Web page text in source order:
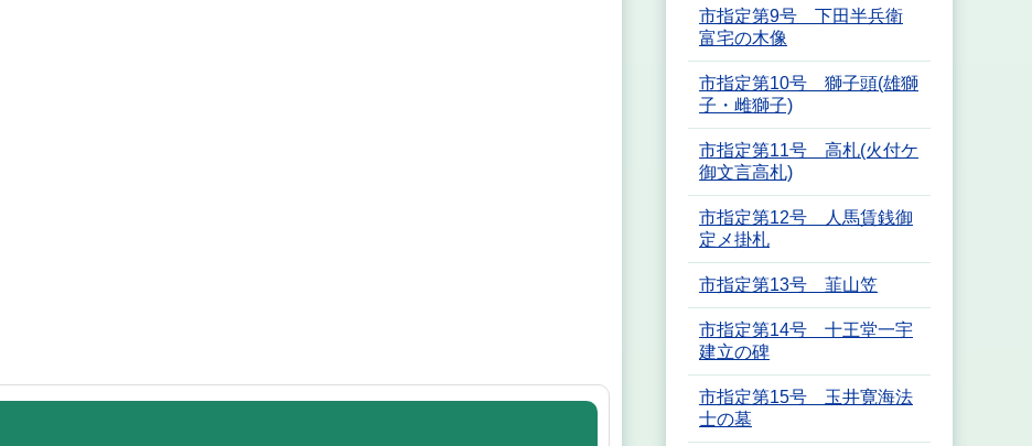
市指定第9号 下田半兵衛
富宅の木像
市指定第10号 獅子頭(雄獅
子・雌獅子)
市指定第11号 高札(火付ケ
御文言高札)
市指定第12号 人馬賃銭御
定メ掛札
市指定第13号 韮山笠
市指定第14号 十王堂一宇
建立の碑
市指定第15号 玉井寛海法
士の墓